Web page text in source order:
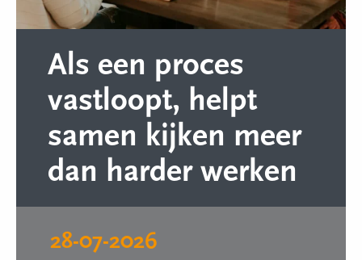
Als een proces
vastloopt, helpt
samen kijken meer
dan harder werken
28-07-2026